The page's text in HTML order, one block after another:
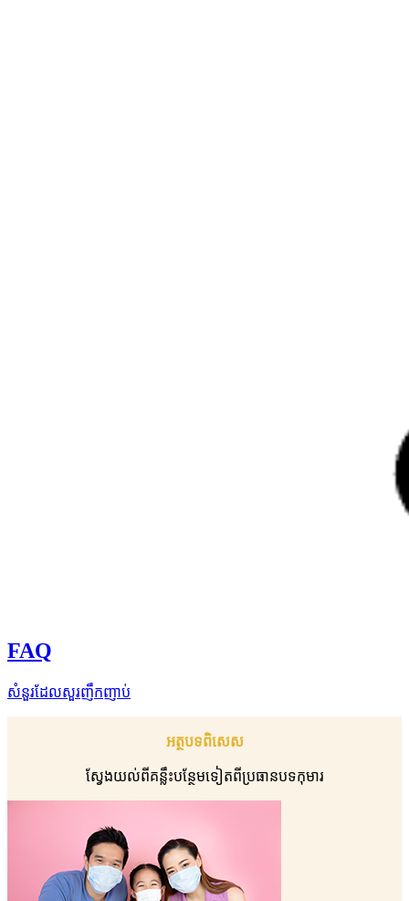
FAQ
សំនួរដែលសួរញឹកញាប់
អត្ថបទពិសេស
ស្វែងយល់ពីគន្លឹះបន្ថែមទៀតពីប្រធានបទកុមារ